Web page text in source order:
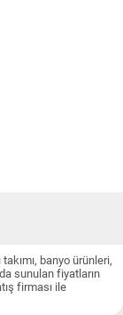
banyo ürünleri,
sunulan fiyatların
firması ile